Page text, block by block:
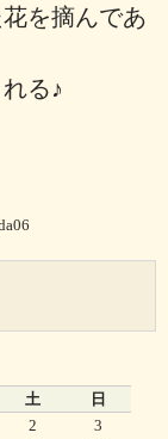
を摘んであ
れる♪
土 日
2
3